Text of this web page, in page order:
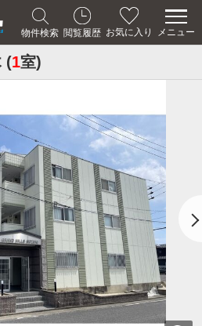
物件検索 閲覧履歴 お気に入り メニュー
(1室)